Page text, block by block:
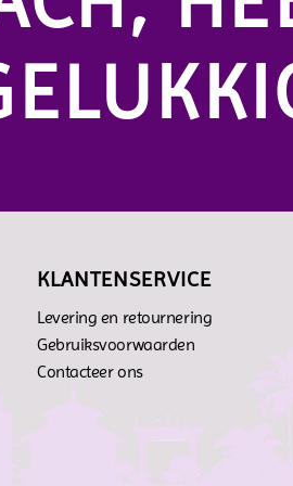
KLANTENSERVICE
Levering en retournering
Gebruiksvoorwaarden
Contacteer ons